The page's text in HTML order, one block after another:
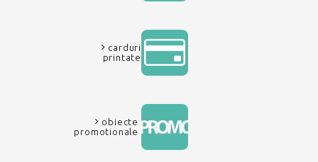
carduri
printate
obiecte
promotionale